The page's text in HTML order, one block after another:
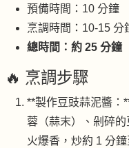
預備時間：10 分鐘
烹調時間：10-15 分
總時間：約 25 分鐘
🔥 烹調步驟
**製作豆豉蒜泥醬：
蓉（蒜末）、剁碎
火爆香，炒約 1 分